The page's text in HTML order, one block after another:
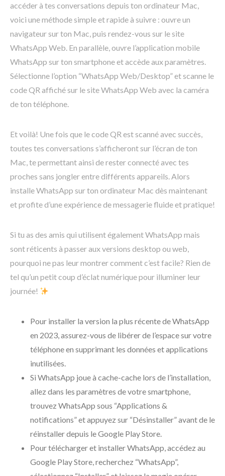
accéder à tes conversations depuis ton ordinateur Mac,
voici une méthode simple et rapide à suivre : ouvre un
navigateur sur ton Mac, puis rendez-vous sur le site
WhatsApp Web. En parallèle, ouvre l’application mobile
WhatsApp sur ton smartphone et accède aux paramètres.
Sélectionne l’option “WhatsApp Web/Desktop” et scanne le
code QR affiché sur le site WhatsApp Web avec la caméra
de ton téléphone.
Et voilà! Une fois que le code QR est scanné avec succès,
toutes tes conversations s’afficheront sur l’écran de ton
Mac, te permettant ainsi de rester connecté avec tes
proches sans jongler entre différents appareils. Alors
installe WhatsApp sur ton ordinateur Mac dès maintenant
et profite d’une expérience de messagerie fluide et pratique!
Si tu as des amis qui utilisent également WhatsApp mais
sont réticents à passer aux versions desktop ou web,
pourquoi ne pas leur montrer comment c’est facile? Rien de
tel qu’un petit coup d’éclat numérique pour illuminer leur
journée!
Pour installer la version la plus récente de WhatsApp
en 2023, assurez-vous de libérer de l’espace sur votre
téléphone en supprimant les données et applications
inutilisées.
Si WhatsApp joue à cache-cache lors de l’installation,
allez dans les paramètres de votre smartphone,
trouvez WhatsApp sous “Applications &
notifications” et appuyez sur “Désinstaller” avant de le
réinstaller depuis le Google Play Store.
Pour télécharger et installer WhatsApp, accédez au
Google Play Store, recherchez “WhatsApp”,